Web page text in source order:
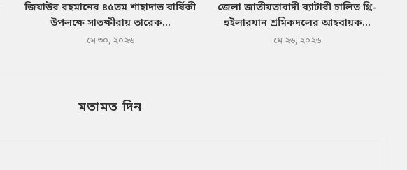
জিয়াউর রহমানের ৪৫তম শাহাদাত বার্ষিকী
উপলক্ষে সাতক্ষীরায় তারেক...
মে ৩০, ২০২৬
জেলা জাতীয়তাবাদী ব্যাটারী চালিত থ্রি-
হুইলারযান শ্রমিকদলের আহবায়ক...
মে ২৬, ২০২৬
মতামত দিন